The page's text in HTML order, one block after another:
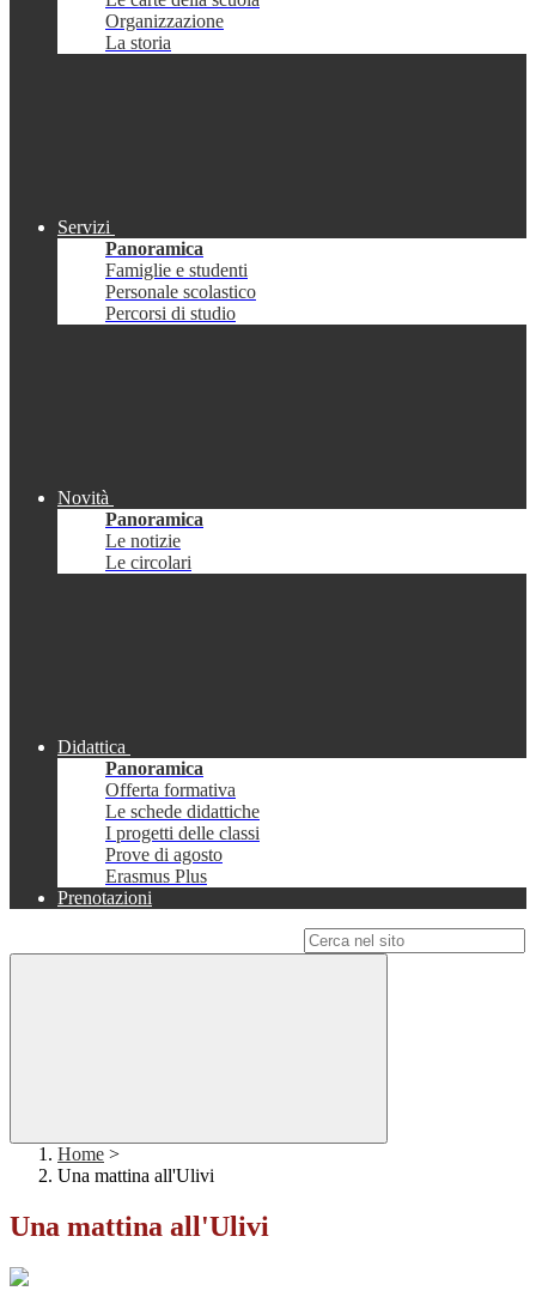
Organizzazione
La storia
Servizi
Panoramica
Famiglie e studenti
Personale scolastico
Percorsi di studio
Novità
Panoramica
Le notizie
Le circolari
Didattica
Panoramica
Offerta formativa
Le schede didattiche
I progetti delle classi
Prove di agosto
Erasmus Plus
Prenotazioni
Home >
Una mattina all'Ulivi
Una mattina all'Ulivi